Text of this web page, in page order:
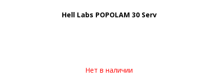
Hell Labs POPOLAM 30 Serv
Нет в наличии